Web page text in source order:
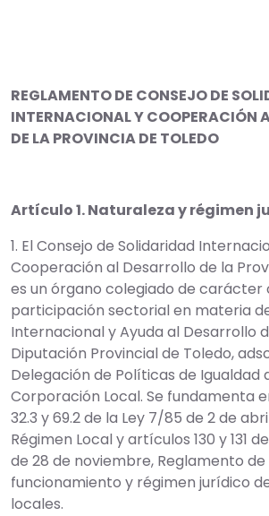
REGLAMENTO DE CONSEJO DE
INTERNACIONAL Y COOPERACIÓN
DE LA PROVINCIA DE TOLEDO
Artículo 1. Naturaleza y régimen
1. El Consejo de Solidaridad
Cooperación al Desarrollo de la
es un órgano colegiado de carácter
participación sectorial en materia
Internacional y Ayuda al Desarrollo
Diputación Provincial de Toledo,
Delegación de Políticas de Igualdad
Corporación Local. Se fundamenta
32.3 y 69.2 de la Ley 7/85 de 2 de
Régimen Local y artículos 130 y 131
de 28 de noviembre, Reglamento
funcionamiento y régimen jurídico
locales.